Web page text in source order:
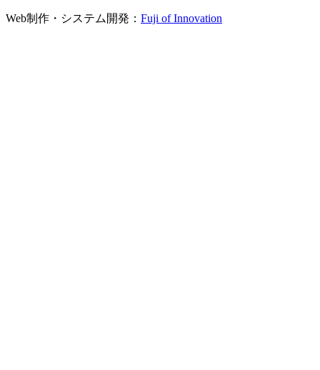
Web制作・システム開発： Fuji of Innovation